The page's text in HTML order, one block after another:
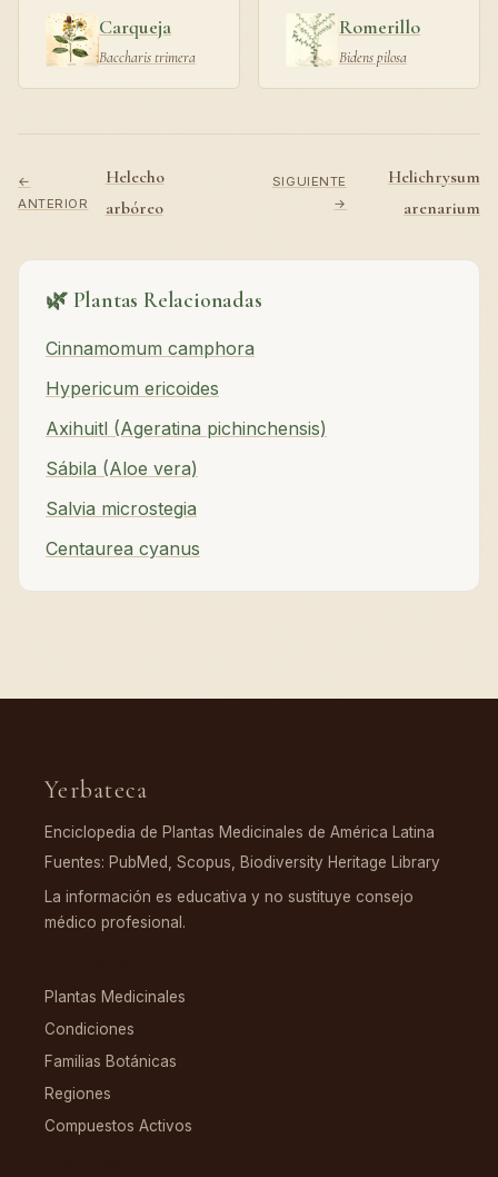
Carqueja
Baccharis trimera
Romerillo
Bidens pilosa
←
ANTERIOR
Helecho
arbóreo
SIGUIENTE
→
Helichrysum
arenarium
🌿 Plantas Relacionadas
Cinnamomum camphora
Hypericum ericoides
Axihuitl (Ageratina pichinchensis)
Sábila (Aloe vera)
Salvia microstegia
Centaurea cyanus
Yerbateca
Enciclopedia de Plantas Medicinales de América Latina
Fuentes: PubMed, Scopus, Biodiversity Heritage Library
La información es educativa y no sustituye consejo
médico profesional.
Plantas Medicinales
Condiciones
Familias Botánicas
Regiones
Compuestos Activos